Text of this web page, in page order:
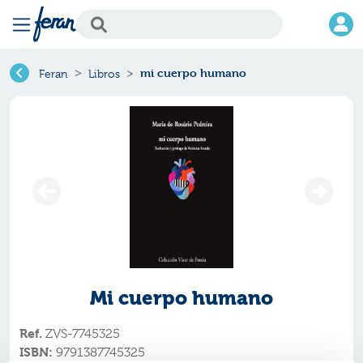
Feran Libros mi cuerpo humano
Mi cuerpo humano
Ref. ZVS-7745325
ISBN: 9791387745325